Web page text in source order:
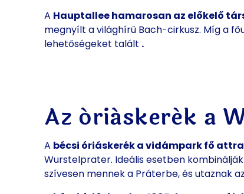
A Hauptallee hamarosan az előkelő
megnyílt a világhírű Bach-cirkusz. Míg a
lehetőségeket talált .
Az óriáskerék a
A bécsi óriáskeréka vidámpark fő
Wurstelprater. Ideális esetben
szívesen mennek a Práterbe, és utaznak